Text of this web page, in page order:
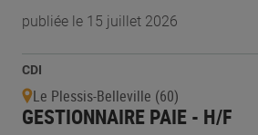
publiée le 15 juillet 2026
CDI
Le Plessis-Belleville (60)
GESTIONNAIRE PAIE - H/F